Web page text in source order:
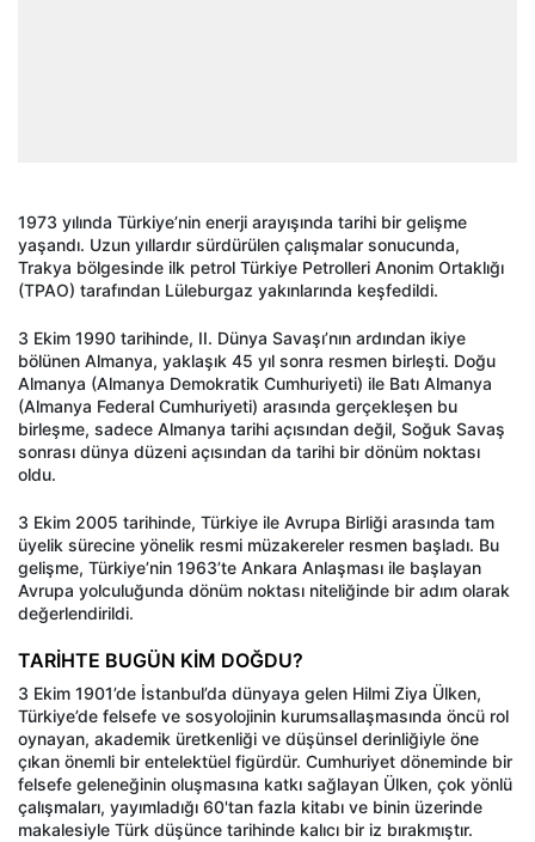
1973 yılında Türkiye’nin enerji arayışında tarihi bir gelişme
yaşandı. Uzun yıllardır sürdürülen çalışmalar sonucunda,
Trakya bölgesinde ilk petrol Türkiye Petrolleri Anonim Ortaklığı
(TPAO) tarafından Lüleburgaz yakınlarında keşfedildi.
3 Ekim 1990 tarihinde, II. Dünya Savaşı’nın ardından ikiye
bölünen Almanya, yaklaşık 45 yıl sonra resmen birleşti. Doğu
Almanya (Almanya Demokratik Cumhuriyeti) ile Batı Almanya
(Almanya Federal Cumhuriyeti) arasında gerçekleşen bu
birleşme, sadece Almanya tarihi açısından değil, Soğuk Savaş
sonrası dünya düzeni açısından da tarihi bir dönüm noktası
oldu.
3 Ekim 2005 tarihinde, Türkiye ile Avrupa Birliği arasında tam
üyelik sürecine yönelik resmi müzakereler resmen başladı. Bu
gelişme, Türkiye’nin 1963’te Ankara Anlaşması ile başlayan
Avrupa yolculuğunda dönüm noktası niteliğinde bir adım olarak
değerlendirildi.
TARİHTE BUGÜN KİM DOĞDU?
3 Ekim 1901’de İstanbul’da dünyaya gelen Hilmi Ziya Ülken,
Türkiye’de felsefe ve sosyolojinin kurumsallaşmasında öncü rol
oynayan, akademik üretkenliği ve düşünsel derinliğiyle öne
çıkan önemli bir entelektüel figürdür. Cumhuriyet döneminde bir
felsefe geleneğinin oluşmasına katkı sağlayan Ülken, çok yönlü
çalışmaları, yayımladığı 60'tan fazla kitabı ve binin üzerinde
makalesiyle Türk düşünce tarihinde kalıcı bir iz bırakmıştır.